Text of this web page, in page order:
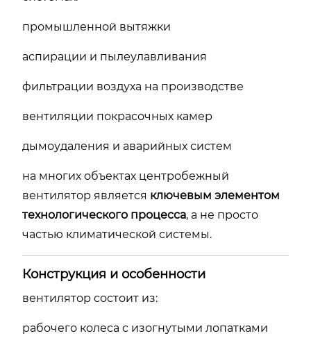
промышленной вытяжки
аспирации и пылеулавливания
фильтрации воздуха на производстве
вентиляции покрасочных камер
дымоудаления и аварийных систем
на многих объектах центробежный
вентилятор является ключевым элементом
технологического процесса, а не просто
частью климатической системы.
Конструкция и особенности
вентилятор состоит из:
рабочего колеса с изогнутыми лопатками